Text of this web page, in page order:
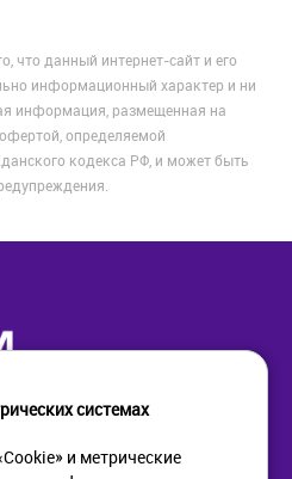
что данный интернет-сайт и его
информационный характер и ни
информация, размещенная на
определяемой
кодекса РФ, и может быть
системах
и метрические